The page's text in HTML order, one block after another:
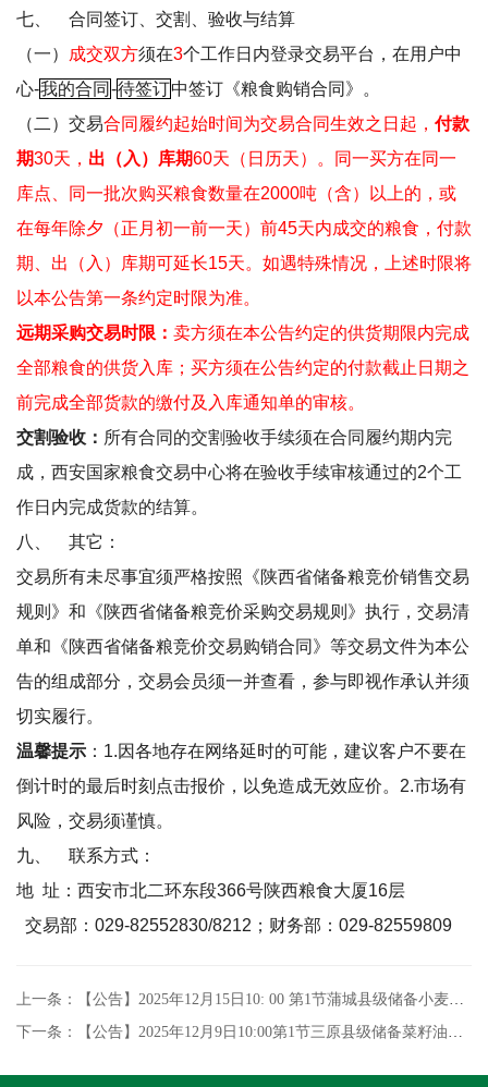
七、
合同签订、交割、验收与结算
（一）
成交双方须在3个工作日内登录交易平台，在用户中
心-我的合同 -待签订中签订《粮食购销合同》。
（二）交易合同履约起始时间为交易合同生效之日起， 付款
期30天， 出（入）库期60天（日历天）。同一买方在同一
库点、同一批次购买粮食数量在2000吨（含）以上的，或
在每年除夕（正月初一前一天）前45天内成交的粮食，付款
期、出（入）库期可延长15天。 如遇特殊情况，上述时限将
以本公告第一条约定时限为准。
远期采购交易时限： 卖方须在本公告约定的供货期限内完成
全部粮食的供货入库；买方须在公告约定的付款截止日期之
前完成全部货款的缴付及入库通知单的审核。
交割验收： 所有合同的交割验收手续须在合同履约期内完
成，西安国家粮食交易中心将在验收手续审核通过的2个工
作日内完成货款的结算。
八、
其它：
交易所有未尽事宜须严格按照《陕西省储备粮竞价销售交易
规则》和《陕西省储备粮竞价采购交易规则》执行，交易清
单和《陕西省储备粮竞价交易购销合同》等交易文件为本公
告的组成部分，交易会员须一并查看，参与即视作承认并须
切实履行。
温馨提示 ： 1.因各地存在网络延时的可能，建议客户不要在
倒计时的最后时刻点击报价，以免造成无效应价。 2.市场有
风险，交易须谨慎。
九、
联系方式：
地 址：西安市北二环东段366号陕西粮食大厦16层
交易部： 029-82552830/8212 ；财务部： 029-82559809
上一条：【公告】2025年12月15日10: 00 第1节蒲城县级储备小麦竞价销售专场交易
下一条：【公告】2025年12月9日10:00第1节三原县级储备菜籽油竞价销售专场交易公告